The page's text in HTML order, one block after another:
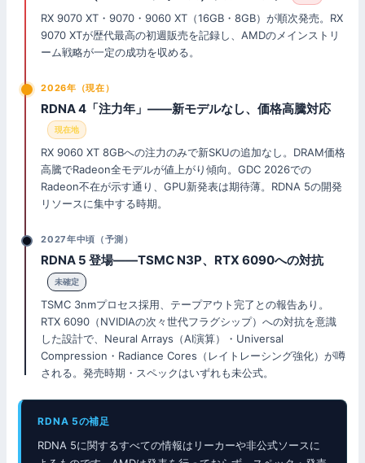
RX 9070 XT・9070・9060 XT（16GB・8GB）が順次発売。RX
9070 XTが歴代最高の初週販売を記録し、AMDのメインストリ
ーム戦略が一定の成功を収める。
2026年（現在）
RDNA 4「注力年」——新モデルなし、価格高騰対応
現在地
RX 9060 XT 8GBへの注力のみで新SKUの追加なし。DRAM価格
高騰でRadeon全モデルが値上がり傾向。GDC 2026での
Radeon不在が示す通り、GPU新発表は期待薄。RDNA 5の開発
リソースに集中する時期。
2027年中頃（予測）
RDNA 5 登場——TSMC N3P、RTX 6090への対抗
未確定
TSMC 3nmプロセス採用、テープアウト完了との報告あり。
RTX 6090（NVIDIAの次々世代フラグシップ）への対抗を意識
した設計で、Neural Arrays（AI演算）・Universal
Compression・Radiance Cores（レイトレーシング強化）が噂
される。発売時期・スペックはいずれも未公式。
RDNA 5の補足
RDNA 5に関するすべての情報はリーカーや非公式ソースに